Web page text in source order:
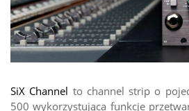
SiX Channel to channel strip o
500 wykorzystująca funkcje